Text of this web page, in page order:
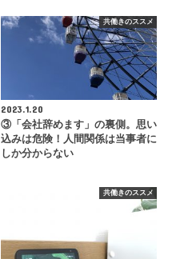
共働きのススメ
2023.1.20
③「会社辞めます」の裏側。思い
込みは危険！人間関係は当事者に
しか分からない
共働きのススメ